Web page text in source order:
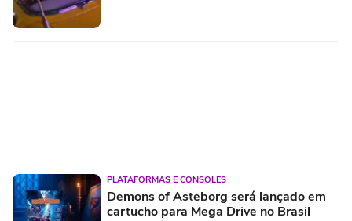
PLATAFORMAS E CONSOLES
Demons of Asteborg será lançado em
cartucho para Mega Drive no Brasil